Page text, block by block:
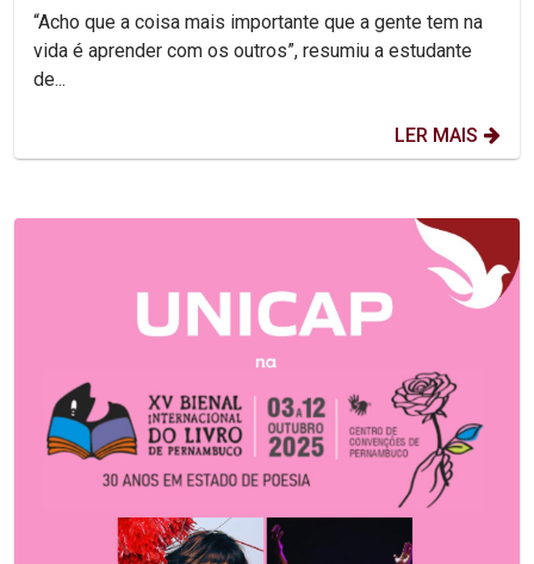
“Acho que a coisa mais importante que a gente tem na
vida é aprender com os outros”, resumiu a estudante
de...
LER MAIS